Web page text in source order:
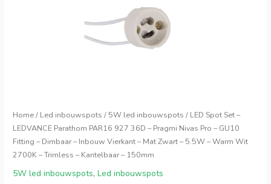
Home/ Led inbouwspots / 5W led inbouwspots / LED Spot Set –
LEDVANCE Parathom PAR16 927 36D – Pragmi Nivas Pro – GU10
Fitting – Dimbaar – Inbouw Vierkant – Mat Zwart – 5.5W – Warm Wit
2700K – Trimless – Kantelbaar – 150mm
5W led inbouwspots,Led inbouwspots